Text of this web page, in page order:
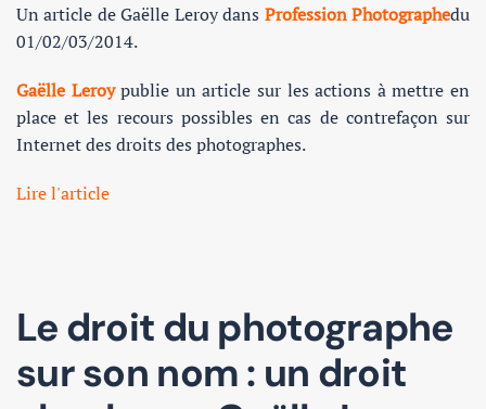
Un article de Gaëlle Leroy dans Profession Photographedu
01/02/03/2014.
Gaëlle Leroypublie un article sur les actions à mettre en
place et les recours possibles en cas de contrefaçon sur
Internet des droits des photographes.
Lire l'article
Le droit du photographe
sur son nom : un droit